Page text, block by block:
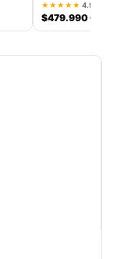
★★★★★ 4.9
$479.990 CLP